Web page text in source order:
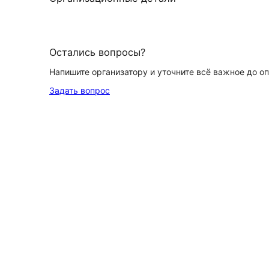
Остались вопросы?
Напишите организатору и уточните всё важное до
Задать вопрос